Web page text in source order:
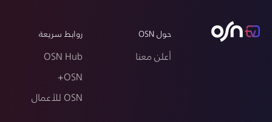
حول OSN
أعلن معنا
روابط سريعة
OSN Hub
OSN+
OSN للأعمال